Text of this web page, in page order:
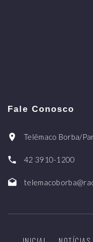
Fale Conosco
Telêmaco Borba/
42 3910-1200